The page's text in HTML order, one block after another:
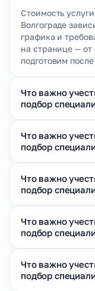
Стоимость
Волгограде
графика и
на странице —
подготовим
Что важно
подбор
Что важно
подбор
Что важно
подбор
Что важно
подбор
Что важно
подбор